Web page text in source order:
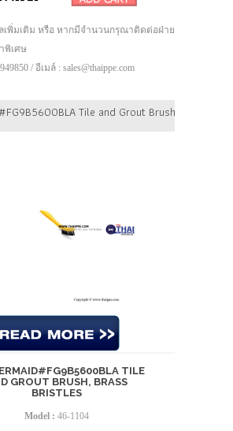
พิ่มเติม หรือ หากมีจำนวนกรุณาติดต่อฝ่าย
พิเศษ
/ อีเมล์ : sales@thaippe.com
Tile and Grout Brush, Brass
TILE
GROUT BRUSH, BRASS
BRISTLES
Model : 46-1104